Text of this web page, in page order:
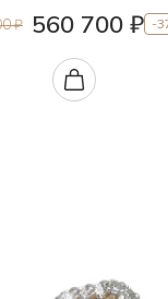
₽ 560 700 ₽ -